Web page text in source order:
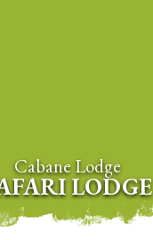
Cabane Lodge
LODGE